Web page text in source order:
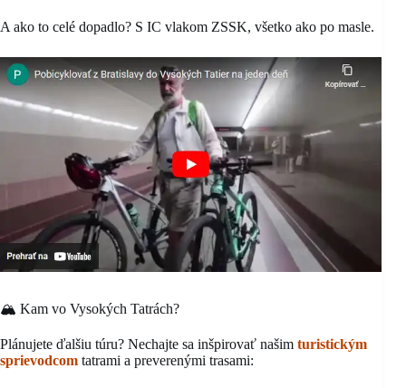
A ako to celé dopadlo? S IC vlakom ZSSK, všetko ako po masle.
🏔️ Kam vo Vysokých Tatrách?
Plánujete ďalšiu túru? Nechajte sa inšpirovať našim turistickým
sprievodcom tatrami a preverenými trasami: